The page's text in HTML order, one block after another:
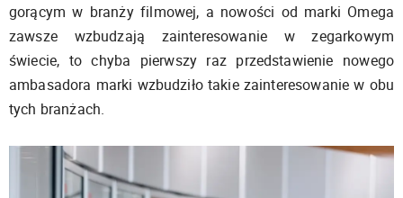
gorącym w branży filmowej, a nowości od marki Omega
zawsze wzbudzają zainteresowanie w zegarkowym
świecie, to chyba pierwszy raz przedstawienie nowego
ambasadora marki wzbudziło takie zainteresowanie w obu
tych branżach.